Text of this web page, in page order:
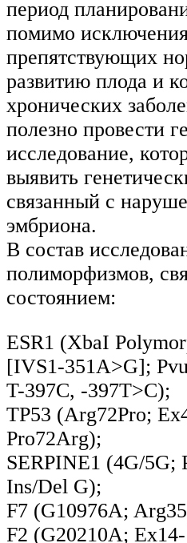
период
помимо
препятствующих
развитию плода и
хронических
полезно провести
исследование,
выявить
связанный с
эмбриона.
В состав
полиморфизмов,
состоянием:
ESR1 (XbaI
[IVS1-351A>G];
T-397C, -397T>C);
TP53 (Arg72Pro;
Pro72Arg);
SERPINE1 (4G/5G;
Ins/Del G);
F7 (G10976A;
F2 (G20210A;